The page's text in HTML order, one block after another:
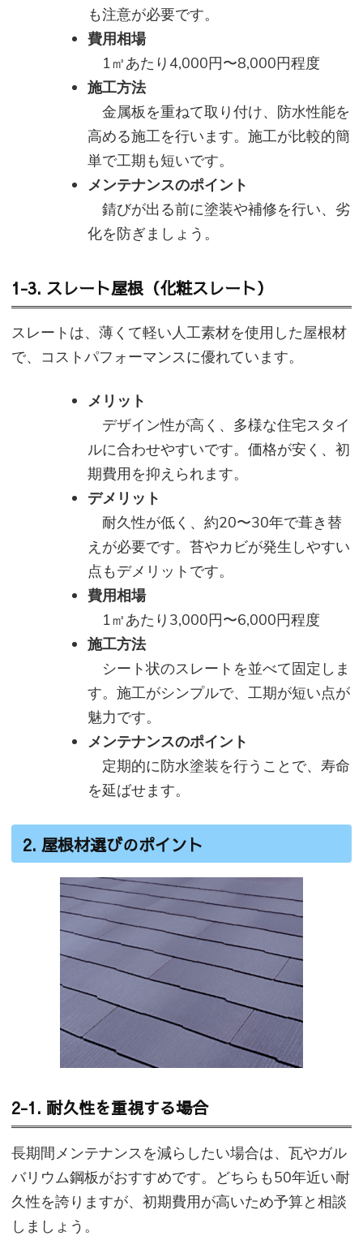
も注意が必要です。
費用相場
1㎡あたり4,000円〜8,000円程度
施工方法
金属板を重ねて取り付け、防水性能を
高める施工を行います。施工が比較的簡
単で工期も短いです。
メンテナンスのポイント
錆びが出る前に塗装や補修を行い、劣
化を防ぎましょう。
1-3. スレート屋根（化粧スレート）
スレートは、薄くて軽い人工素材を使用した屋根材
で、コストパフォーマンスに優れています。
メリット
デザイン性が高く、多様な住宅スタイ
ルに合わせやすいです。価格が安く、初
期費用を抑えられます。
デメリット
耐久性が低く、約20〜30年で葺き替
えが必要です。苔やカビが発生しやすい
点もデメリットです。
費用相場
1㎡あたり3,000円〜6,000円程度
施工方法
シート状のスレートを並べて固定しま
す。施工がシンプルで、工期が短い点が
魅力です。
メンテナンスのポイント
定期的に防水塗装を行うことで、寿命
を延ばせます。
2. 屋根材選びのポイント
2-1. 耐久性を重視する場合
長期間メンテナンスを減らしたい場合は、瓦やガル
バリウム鋼板がおすすめです。どちらも50年近い耐
久性を誇りますが、初期費用が高いため予算と相談
しましょう。